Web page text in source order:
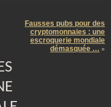
Fausses pubs pour des
cryptomonnaies : une
escroquerie mondiale
démasquée … »